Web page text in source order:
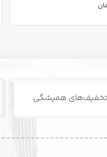
تخفیف‌های همیشگی